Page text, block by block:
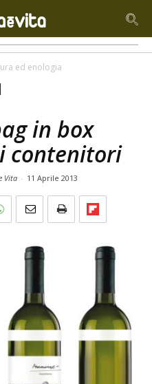
ed enologia
in box
contenitori
Vita - 11 Aprile 2013